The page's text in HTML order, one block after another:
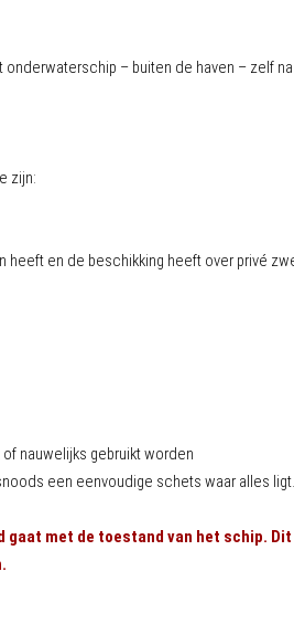
– buiten de haven – zelf
zijn:
en de beschikking heeft over privé
nauwelijks gebruikt worden
een eenvoudige schets waar alles ligt.
gaat met de toestand van het schip.